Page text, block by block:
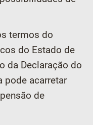
termos do
do Estado de
da Declaração do
pode acarretar
de